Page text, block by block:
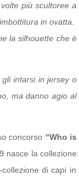
più scultoree a
in ovatta.
la silhouette che è
intarsi in jersey o
ma danno agio al
concorso “Who is
nasce la collezione
di capi in